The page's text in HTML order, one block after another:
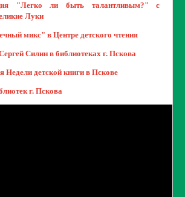
"Легко ли быть талантливым?" с
Луки
микс" в Центре детского чтения
Силин в библиотеках г. Пскова
Недели детской книги в Пскове
г. Пскова